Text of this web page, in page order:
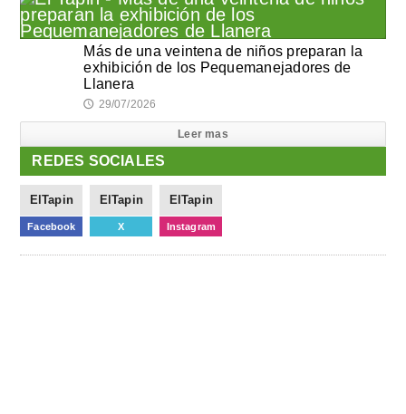
Más de una veintena de niños preparan la
exhibición de los Pequemanejadores de
Llanera
🕔 29/07/2026
Leer mas
REDES SOCIALES
ElTapin
Facebook
ElTapin
X
ElTapin
Instagram